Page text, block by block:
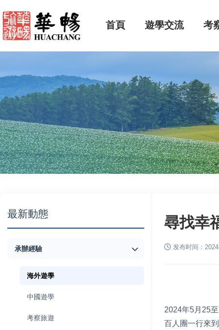
首頁 遊學交流 考
最新動態
承辦經驗
海外遊學
中國遊學
考察旅遊
尋找幸
发布时间：
2024年5月25
百人團一行來